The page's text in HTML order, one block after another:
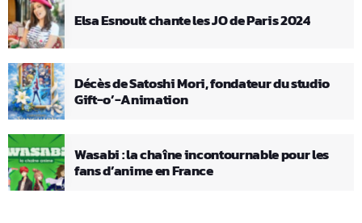
Elsa Esnoult chante les JO de Paris 2024
Décès de Satoshi Mori, fondateur du studio
Gift-o’-Animation
Wasabi : la chaîne incontournable pour les
fans d’anime en France